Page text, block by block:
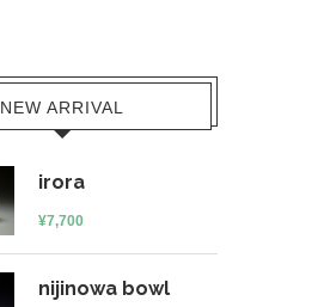
NEW ARRIVAL
irora
¥7,700
nijinowa bowl